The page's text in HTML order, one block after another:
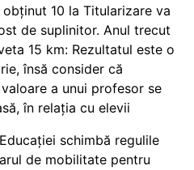
obținut 10 la Titularizare va
de suplinitor. Anul trecut
15 km: Rezultatul este o
însă consider că
a unui profesor se
în relația cu elevii
schimbă regulile
de mobilitate pentru